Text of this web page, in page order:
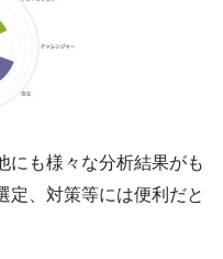
にも様々な分析結果がも
定、対策等には便利だと